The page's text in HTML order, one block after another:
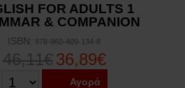
FOR ADULTS 1
& COMPANION
ISBN: 978-960-409-134-8
46,11€ 36,89€
Αγορά